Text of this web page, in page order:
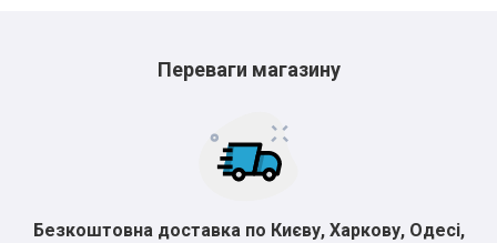
Переваги магазину
Безкоштовна доставка по Києву, Харкову, Одесі,